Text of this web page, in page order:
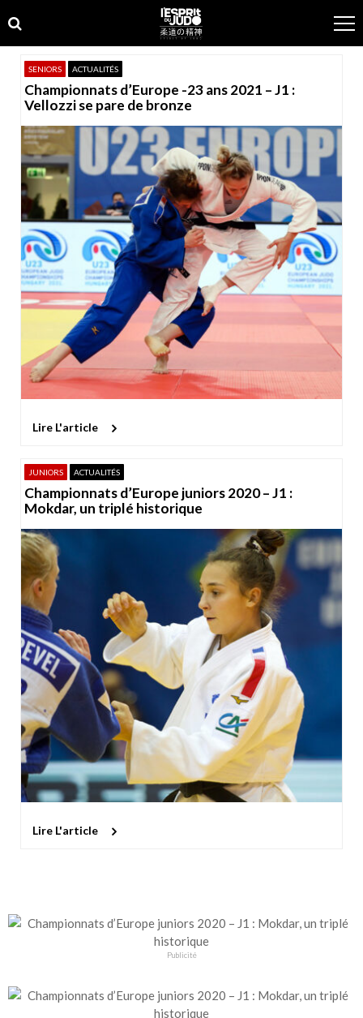
to
navigation
to
content
SENIORS ACTUALITÉS
Championnats d’Europe -23 ans 2021 – J1 :
Vellozzi se pare de bronze
Lire L'article
JUNIORS ACTUALITÉS
Championnats d’Europe juniors 2020 – J1 :
Mokdar, un triplé historique
Lire L'article
Publicité